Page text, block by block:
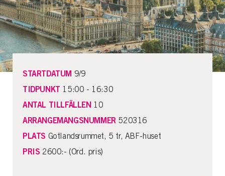
STARTDATUM 9/9
TIDPUNKT 15:00 - 16:30
ANTAL TILLFÄLLEN 10
ARRANGEMANGSNUMMER520316
PLATS Gotlandsrummet, 5 tr, ABF-huset
PRIS 2600:- (Ord. pris)